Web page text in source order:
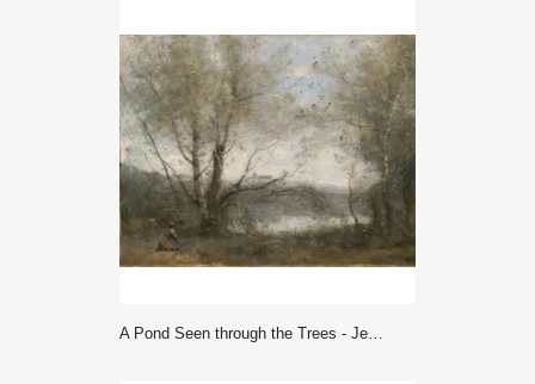
A Pond Seen through the Trees - Jean Baptiste Camille Corot